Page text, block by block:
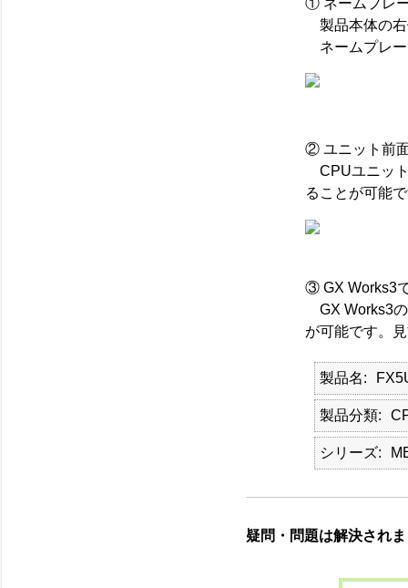
① ネームプレ
製品本体の右
ネームプレー
② ユニット前
CPUユニット
ることが可能
③ GX Works3
GX Works3の
が可能です。
製品名
製品分類
シリーズ
疑問・問題は解決され